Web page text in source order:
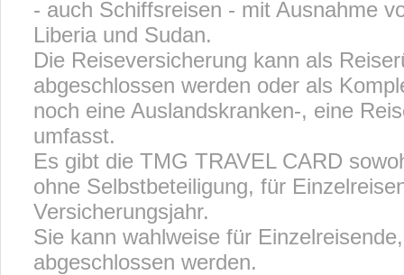
- auch Schiffsreisen - mit Ausnahme
Liberia und Sudan.
Die Reiseversicherung kann als
abgeschlossen werden oder als
noch eine Auslandskranken-, eine
umfasst.
Es gibt die TMG TRAVEL CARD
ohne Selbstbeteiligung, für
Versicherungsjahr.
Sie kann wahlweise für
abgeschlossen werden.